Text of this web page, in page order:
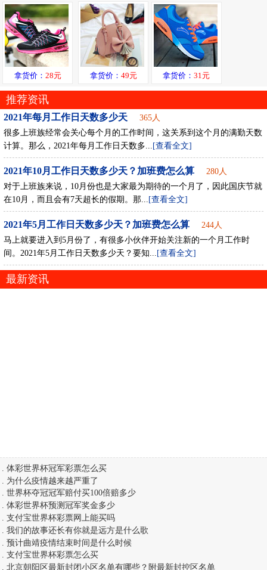
拿货价： 28元 拿货价： 49元 拿货价：31元
推荐资讯
2021年每月工作日天数多少天
365人
很多上班族经常会关心每个月的工作时间，这关系到这个月的满勤天数
计算。那么，2021年每月工作日天数多...
[查看全文]
2021年10月工作日天数多少天？加班费怎么算
280人
对于上班族来说，10月份也是大家最为期待的一个月了，因此国庆节就
在10月，而且会有7天超长的假期。那...
[查看全文]
2021年5月工作日天数多少天？加班费怎么算
244人
马上就要进入到5月份了，有很多小伙伴开始关注新的一个月工作时
间。2021年5月工作日天数多少天？要知...
[查看全文]
最新资讯
.体彩世界杯冠军彩票怎么买
为什么疫情越来越严重了
.世界杯夺冠冠军赔付买100倍赔多少
.体彩世界杯预测冠军奖金多少
.支付宝世界杯彩票网上能买吗
.我们的故事还长有你就是远方是什么歌
.预计曲靖疫情结束时间是什么时候
.支付宝世界杯彩票怎么买
.北京朝阳区最新封闭小区名单有哪些？附最新封控区名单